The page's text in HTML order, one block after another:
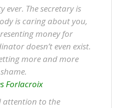
ever. The secretary is
is caring about you,
money for
doesn’t even exist.
more and more
Forlacroix
attention to the